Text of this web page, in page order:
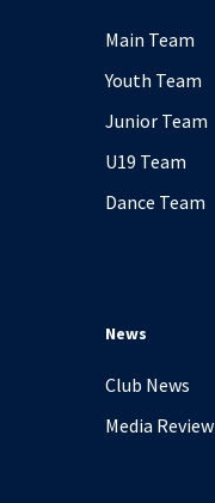
Main Team
Youth Team
Junior Team
U19 Team
Dance Team
News
Club News
Media Review